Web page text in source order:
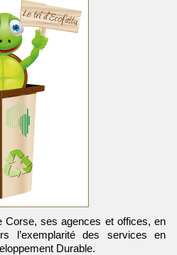
l’exemplarité des services en
Durable.